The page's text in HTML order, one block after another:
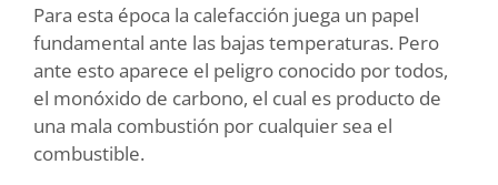
Para esta época la calefacción juega un papel
fundamental ante las bajas temperaturas. Pero
ante esto aparece el peligro conocido por todos,
el monóxido de carbono, el cual es producto de
una mala combustión por cualquier sea el
combustible.